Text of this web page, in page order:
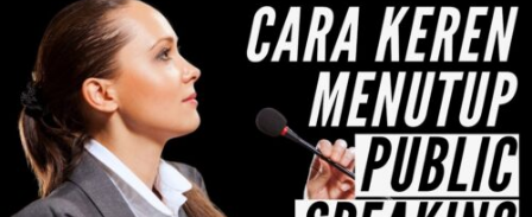
Speed Reading
Mind Mapping
Team Building & Synergy
Download Proposal
Presenta Academy
Buku Gratis